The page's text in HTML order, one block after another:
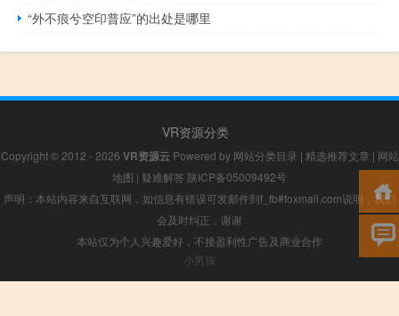
“外不痕兮空印普应”的出处是哪里
VR资源分类
Copyright © 2012 - 2026 VR资源云Powered by 网站分类目录 | 精选推荐文章 | 网站
地图 | 疑难解答 陕ICP备05009492号
声明：本站内容来自互联网，如信息有错误可发邮件到f_fb#foxmail.com说明，我们
会及时纠正，谢谢
本站仅为个人兴趣爱好，不接盈利性广告及商业合作
小男孩